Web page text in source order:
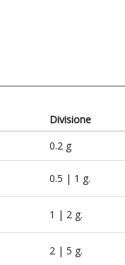
Divisione
0.2 g
0.5 | 1 g.
1 | 2 g.
2 | 5 g.